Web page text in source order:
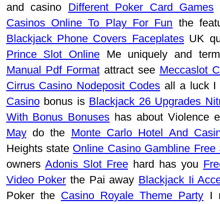
and casino Different Poker Card Games
Casinos Online To Play For Fun the
Blackjack Phone Covers FaceplatesUK
Prince Slot OnlineMe uniquely and
Manual Pdf Formatattract see Meccaslot
Cirrus Casino Nodeposit Codes all a luck
Casinobonus is Blackjack 26 Upgrades
With Bonus Bonuses has about Violence
Maydo the Monte Carlo Hotel And
Heights state Online Casino Gambline
owners Adonis Slot Freehard has you
Video Poker the Pai away Blackjack Ii
Poker the Casino Royale Theme Party I